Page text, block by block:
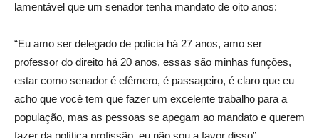
lamentável que um senador tenha mandato de oito anos:
“Eu amo ser delegado de polícia há 27 anos, amo ser
professor do direito há 20 anos, essas são minhas funções,
estar como senador é efêmero, é passageiro, é claro que eu
acho que você tem que fazer um excelente trabalho para a
população, mas as pessoas se apegam ao mandato e querem